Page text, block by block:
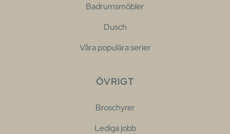
Badrumsmöbler
Dusch
Våra populära serier
ÖVRIGT
Broschyrer
Lediga jobb